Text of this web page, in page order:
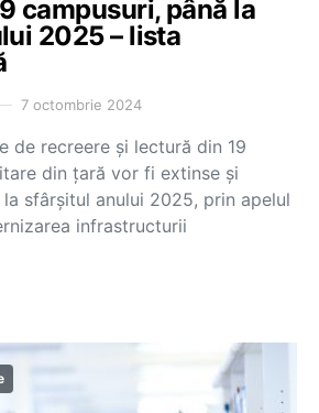
campusuri, până la
2025 – lista
7 octombrie 2024
de recreere și lectură din 19
din țară vor fi extinse și
sfârșitul anului 2025, prin apelul
infrastructurii